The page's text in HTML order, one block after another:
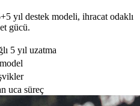
yıl destek modeli, ihracat odaklı
gücü.
5 yıl uzatma
uca süreç